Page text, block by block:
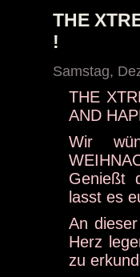
THE
!
Samstag,
THE
AND
Wir
Genießt
lasst es
An
Herz
zu